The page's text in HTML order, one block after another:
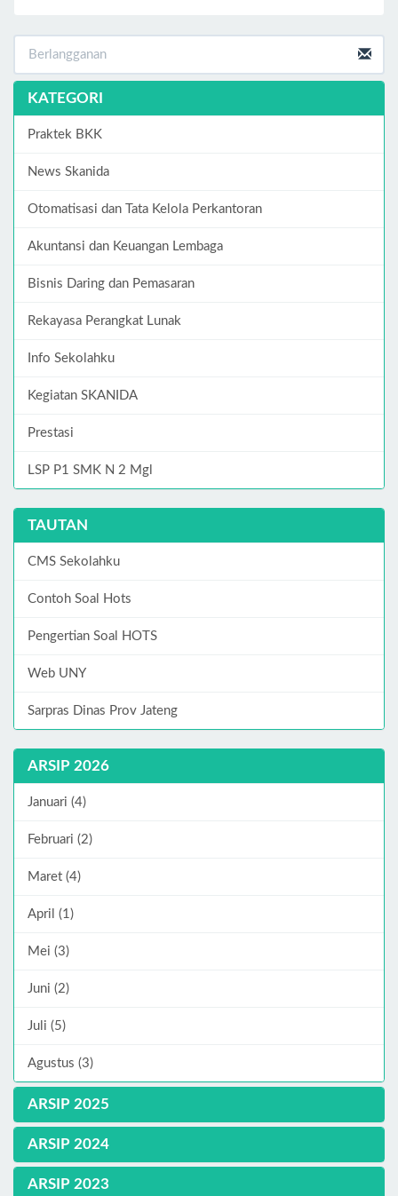
KATEGORI
Praktek BKK
News Skanida
Otomatisasi dan Tata Kelola Perkantoran
Akuntansi dan Keuangan Lembaga
Bisnis Daring dan Pemasaran
Rekayasa Perangkat Lunak
Info Sekolahku
Kegiatan SKANIDA
Prestasi
LSP P1 SMK N 2 Mgl
TAUTAN
CMS Sekolahku
Contoh Soal Hots
Pengertian Soal HOTS
Web UNY
Sarpras Dinas Prov Jateng
ARSIP 2026
Januari (4)
Februari (2)
Maret (4)
April (1)
Mei (3)
Juni (2)
Juli (5)
Agustus (3)
ARSIP 2025
ARSIP 2024
ARSIP 2023